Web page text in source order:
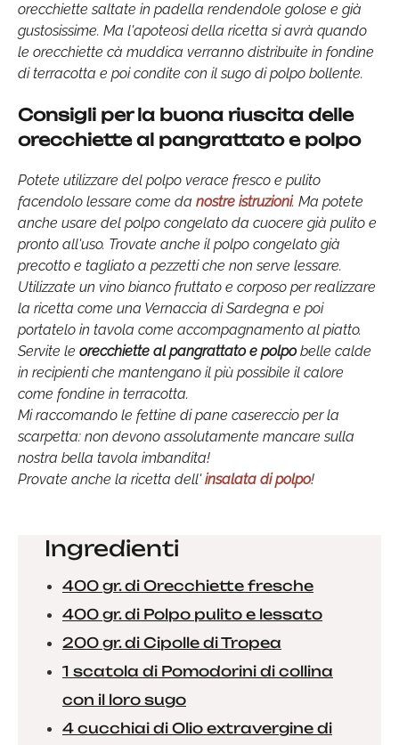
orecchiette saltate in padella rendendole golose e già
gustosissime. Ma l'apoteosi della ricetta si avrà quando
le orecchiette cà muddica verranno distribuite in fondine
di terracotta e poi condite con il sugo di polpo bollente.
Consigli per la buona riuscita delle
orecchiette al pangrattato e polpo
Potete utilizzare del polpo verace fresco e pulito
facendolo lessare come da nostre istruzioni. Ma potete
anche usare del polpo congelato da cuocere già pulito e
pronto all'uso. Trovate anche il polpo congelato già
precotto e tagliato a pezzetti che non serve lessare.
Utilizzate un vino bianco fruttato e corposo per realizzare
la ricetta come una Vernaccia di Sardegna e poi
portatelo in tavola come accompagnamento al piatto.
Servite le orecchiette al pangrattato e polpobelle calde
in recipienti che mantengano il più possibile il calore
come fondine in terracotta.
Mi raccomando le fettine di pane casereccio per la
scarpetta: non devono assolutamente mancare sulla
nostra bella tavola imbandita!
Provate anche la ricetta dell'insalata di polpo!
Ingredienti
400 gr. di Orecchiette fresche
400 gr. di Polpo pulito e lessato
200 gr. di Cipolle di Tropea
1 scatola di Pomodorini di collina
con il loro sugo
4 cucchiai di Olio extravergine di